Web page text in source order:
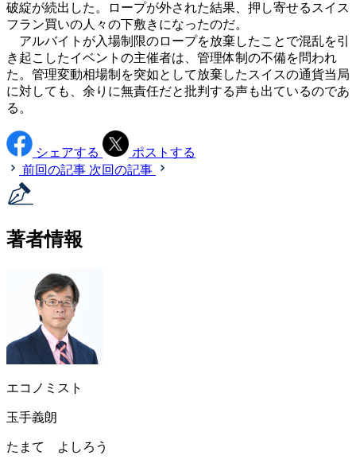
破綻が続出した。ロープが外された結果、押し寄せるスイス
フラン買いの人々の下敷きになったのだ。
アルバイトが入場制限のロープを放棄したことで混乱を引
き起こしたイベントの主催者は、管理体制の不備を問われ
た。管理変動相場制を突如として放棄したスイスの通貨当局
に対しても、余りに無責任だと批判する声も出ているのであ
る。
シェアする
ポストする
前回の記事 次回の記事
著者情報
エコノミスト
玉手義朗
たまて よしろう